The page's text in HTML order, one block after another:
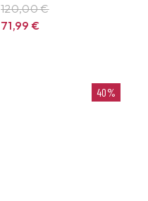
120,00 €
71,99€
40%